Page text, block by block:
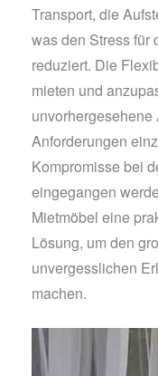
Transport, die
was den Stress für
reduziert. Die
mieten und
Anforderungen
Kompromisse bei
eingegangen
Mietmöbel eine
Lösung, um den
unvergesslichen
machen.